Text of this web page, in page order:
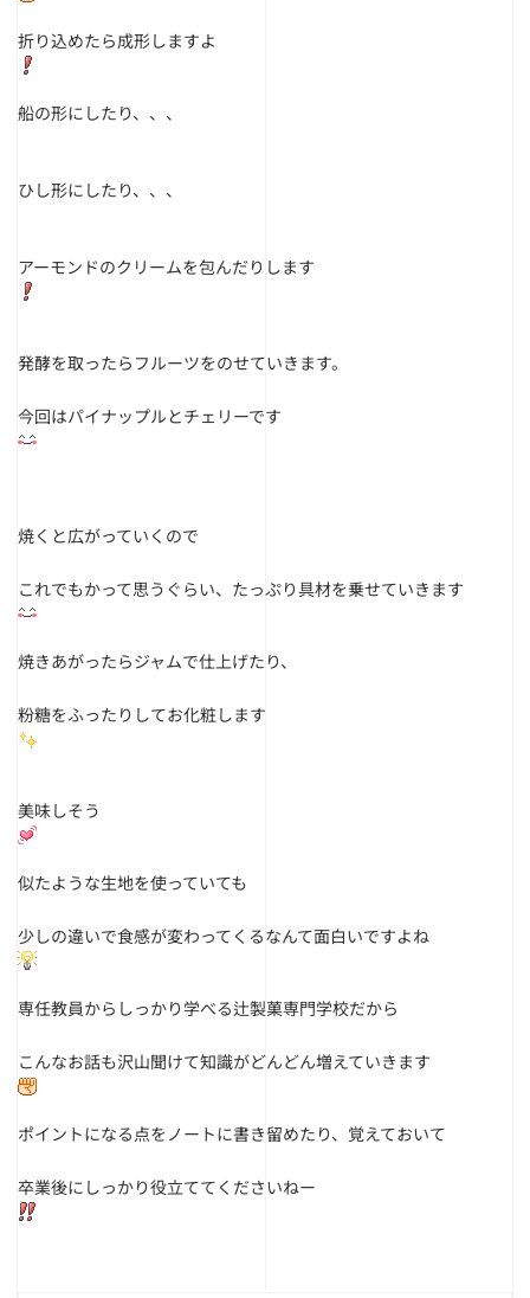
折り込めたら成形しますよ
船の形にしたり、、、
ひし形にしたり、、、
アーモンドのクリームを包んだりします
発酵を取ったらフルーツをのせていきます。
今回はパイナップルとチェリーです
焼くと広がっていくので
これでもかって思うぐらい、たっぷり具材を乗せていきます
焼きあがったらジャムで仕上げたり、
粉糖をふったりしてお化粧します
美味しそう
似たような生地を使っていても
少しの違いで食感が変わってくるなんて面白いですよね
専任教員からしっかり学べる辻製菓専門学校だから
こんなお話も沢山聞けて知識がどんどん増えていきます
ポイントになる点をノートに書き留めたり、覚えておいて
卒業後にしっかり役立ててくださいねー